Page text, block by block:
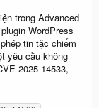
trong Advanced
WordPress
tin tặc chiếm
yêu cầu không
2025-14533,